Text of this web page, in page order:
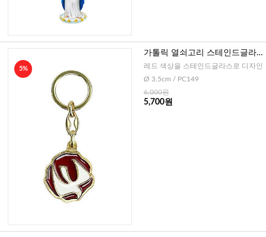
5%
가톨릭 열쇠고리 스테인드글라
스 성령(이태리)
레드 색상을 스테인드글라스로 디자인
Ø 3.5cm / PC149
6,000원
5,700원